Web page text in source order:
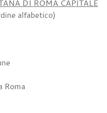
DI ROMA CAPITALE
alfabetico)
Roma